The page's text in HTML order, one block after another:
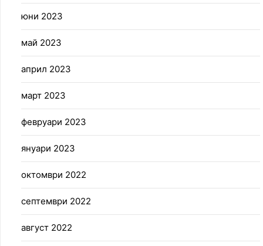
юни 2023
май 2023
април 2023
март 2023
февруари 2023
януари 2023
октомври 2022
септември 2022
август 2022